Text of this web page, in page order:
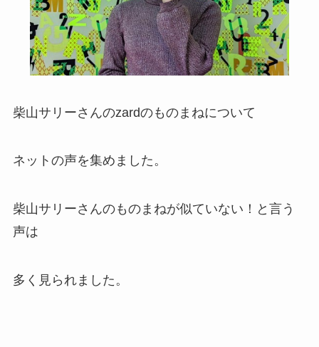
柴山サリーさんのzardのものまねについて
ネットの声を集めました。
柴山サリーさんのものまねが似ていない！と言う
声は
多く見られました。